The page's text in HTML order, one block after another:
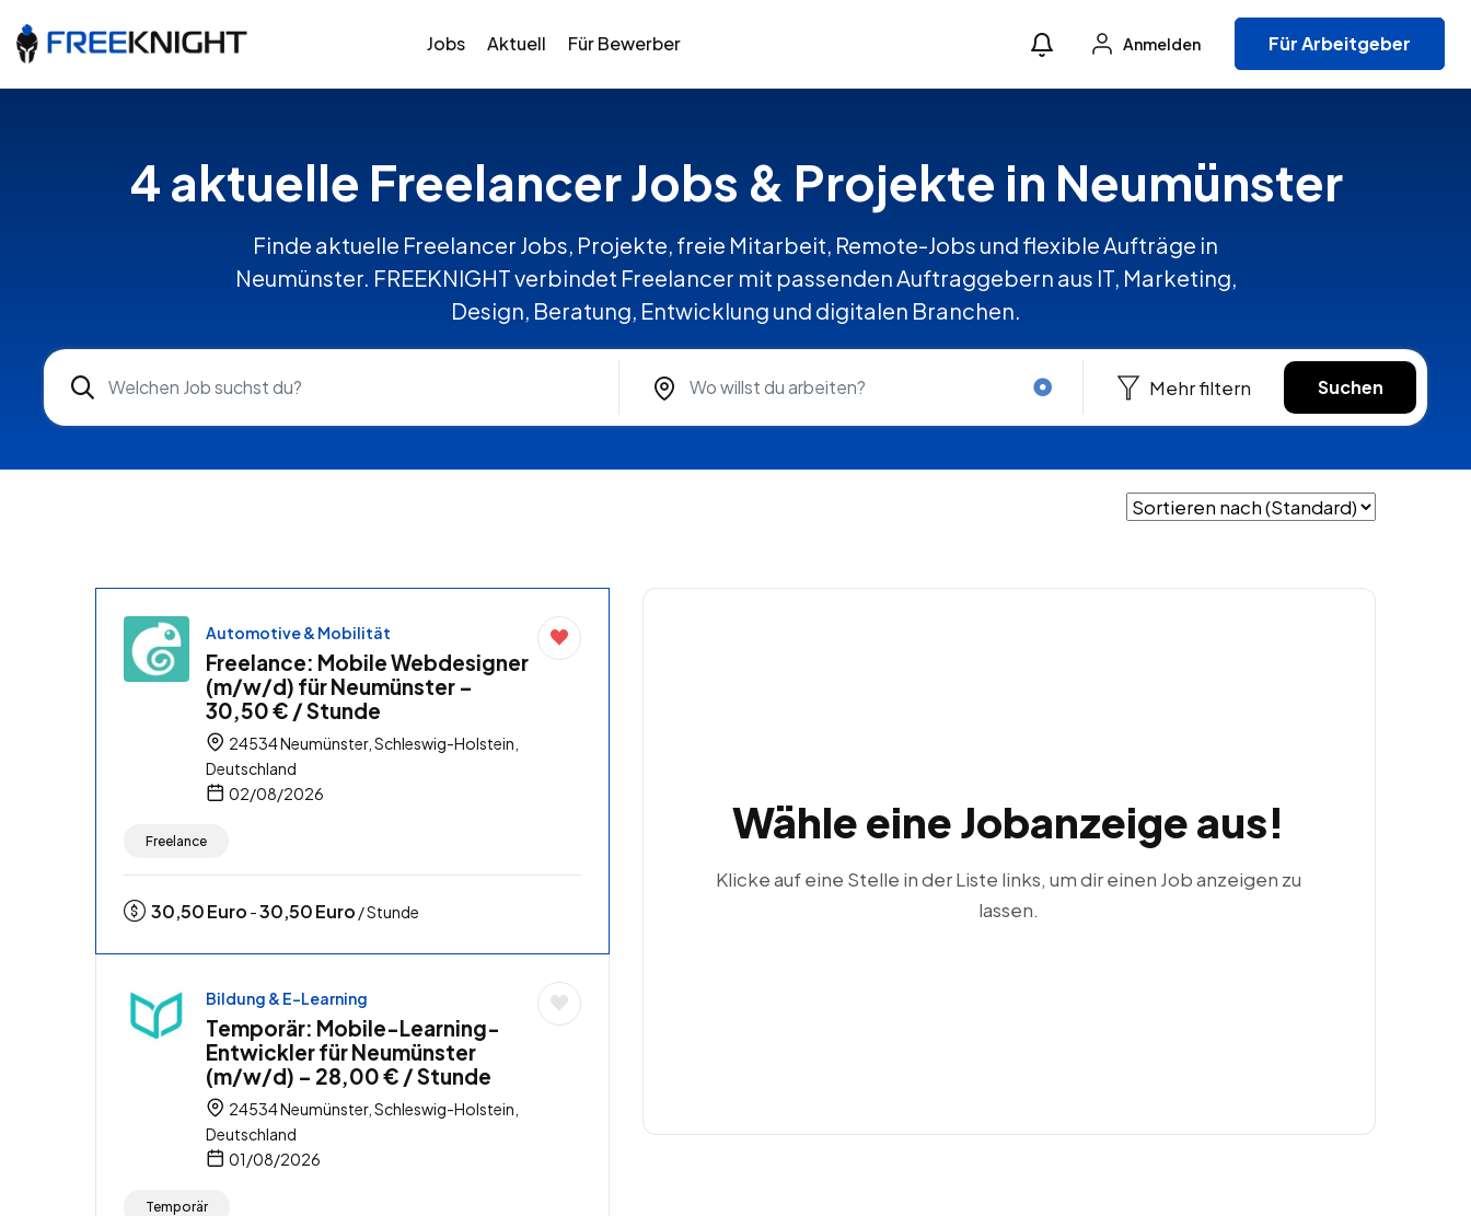
Jobs Aktuell Für Bewerber Anmelden Für Arbeitgeber
4 aktuelle Freelancer Jobs & Projekte in Neumünster
Finde aktuelle Freelancer Jobs, Projekte, freie Mitarbeit, Remote-Jobs und flexible Aufträge in
Neumünster. FREEKNIGHT verbindet Freelancer mit passenden Auftraggebern aus IT, Marketing,
Design, Beratung, Entwicklung und digitalen Branchen.
Mehr filtern Suchen
Automotive & Mobilität
Freelance: Mobile Webdesigner
(m/w/d) für Neumünster –
30,50 € / Stunde
24534 Neumünster, Schleswig-Holstein,
Deutschland
02/08/2026
Freelance
30,50Euro -30,50Euro / Stunde
Bildung & E-Learning
Temporär: Mobile-Learning-
Entwickler für Neumünster
(m/w/d) – 28,00 € / Stunde
24534 Neumünster, Schleswig-Holstein,
Deutschland
01/08/2026
Temporär
Wähle eine Jobanzeige aus!
Klicke auf eine Stelle in der Liste links, um dir einen Job anzeigen zu
lassen.